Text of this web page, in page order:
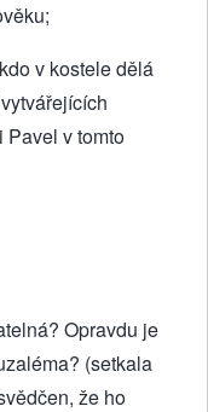
v kostele dělá
Pavel v tomto
Opravdu je
(setkala
že ho